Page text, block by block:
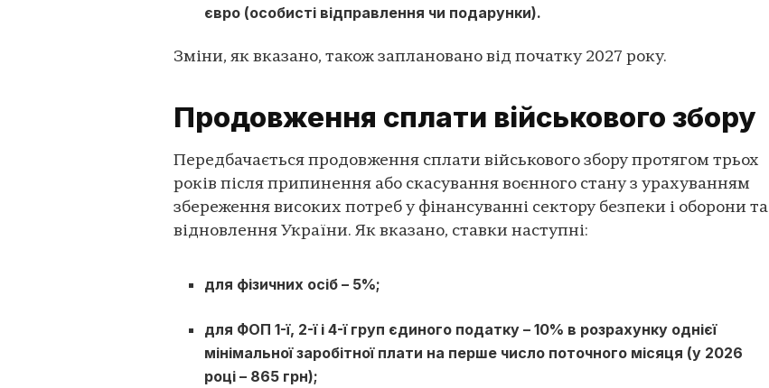
євро (особисті відправлення чи подарунки).
Зміни, як вказано, також заплановано від початку 2027 року.
Продовження сплати військового збору
Передбачається продовження сплати військового збору протягом трьох
років після припинення або скасування воєнного стану з урахуванням
збереження високих потреб у фінансуванні сектору безпеки і оборони та
відновлення України. Як вказано, ставки наступні:
для фізичних осіб – 5%;
для ФОП 1-ї, 2-ї і 4-ї груп єдиного податку – 10% в розрахунку однієї
мінімальної заробітної плати на перше число поточного місяця (у 2026
році – 865 грн);